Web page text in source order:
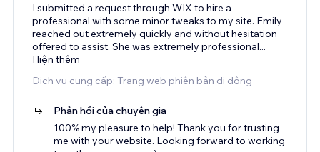
I submitted a request through WIX to hire a
professional with some minor tweaks to my site. Emily
reached out extremely quickly and without hesitation
offered to assist. She was extremely professional...
Hiện thêm
Dịch vụ cung cấp: Trang web phiên bản di động
Phản hồi của chuyên gia
100% my pleasure to help! Thank you for trusting
me with your website. Looking forward to working